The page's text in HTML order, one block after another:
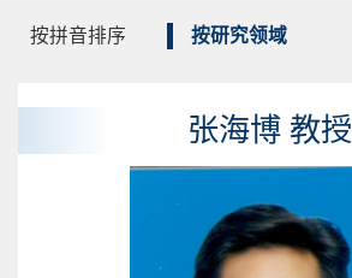
按拼音排序 按研究领域
张海博 教授